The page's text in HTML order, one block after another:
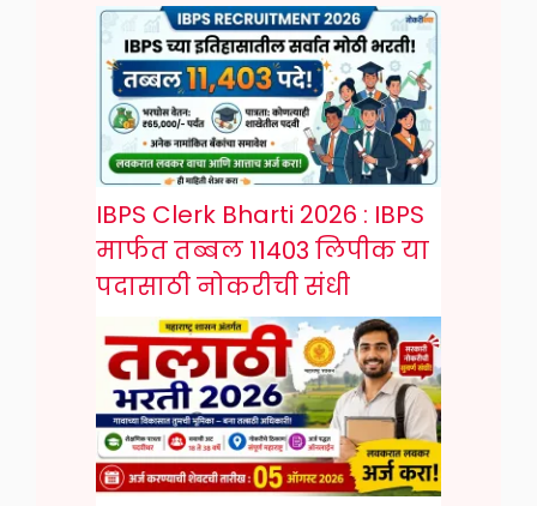
IBPS Clerk Bharti 2026 : IBPS
मार्फत तब्बल 11403 लिपीक या
पदासाठी नोकरीची संधी